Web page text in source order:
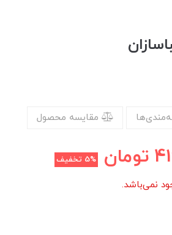
مقایسه محصول
تومان 5% تخفیف
نمی‌باشد.